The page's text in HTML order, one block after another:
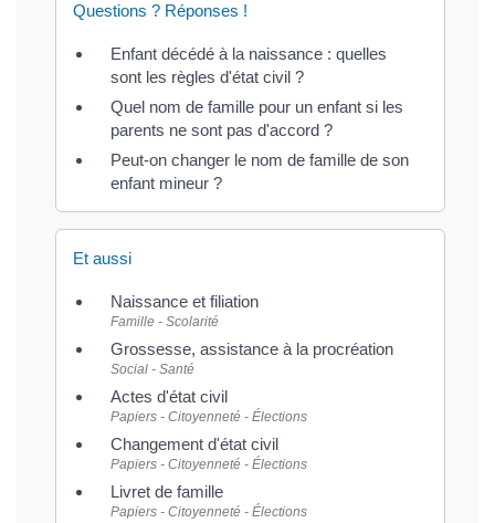
Questions ? Réponses !
Enfant décédé à la naissance : quelles
sont les règles d'état civil ?
Quel nom de famille pour un enfant si les
parents ne sont pas d'accord ?
Peut-on changer le nom de famille de son
enfant mineur ?
Et aussi
Naissance et filiation
Famille - Scolarité
Grossesse, assistance à la procréation
Social - Santé
Actes d'état civil
Papiers - Citoyenneté - Élections
Changement d'état civil
Papiers - Citoyenneté - Élections
Livret de famille
Papiers - Citoyenneté - Élections